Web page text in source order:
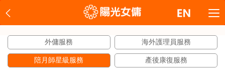
外傭服務 海外護理員服務
陪月師星級服務 產後康復服務